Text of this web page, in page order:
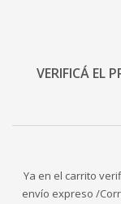
VERIFICÁ EL
Ya en el carrito
envío expreso /